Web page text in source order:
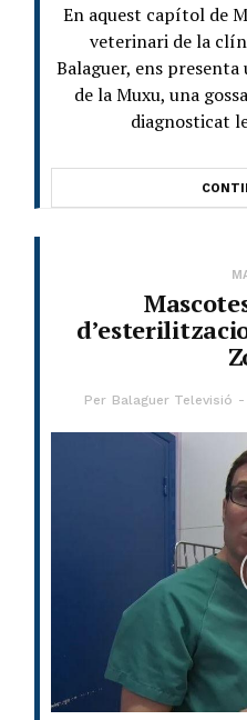
En aquest capítol de
veterinari de la
Balaguer, ens
de la Muxu, una
diagnosticat
Per Balaguer Televisió